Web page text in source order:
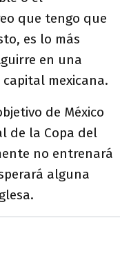
que tengo que
es lo más
en una
mexicana.
de México
de la Copa del
no entrenará
alguna